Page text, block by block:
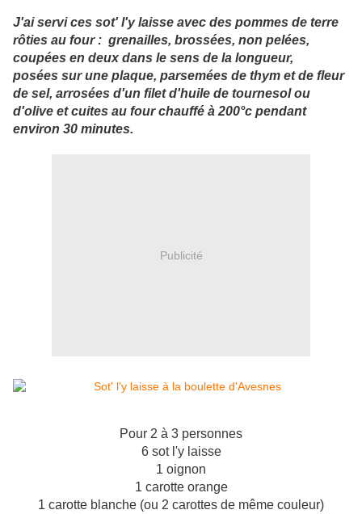
J'ai servi ces sot' l'y laisse avec des pommes de terre
rôties au four : grenailles, brossées, non pelées,
coupées en deux dans le sens de la longueur,
posées sur une plaque, parsemées de thym et de fleur
de sel, arrosées d'un filet d'huile de tournesol ou
d'olive et cuites au four chauffé à 200°c pendant
environ 30 minutes.
Publicité
Pour 2 à 3 personnes
6 sot l'y laisse
1 oignon
1 carotte orange
1 carotte blanche (ou 2 carottes de même couleur)